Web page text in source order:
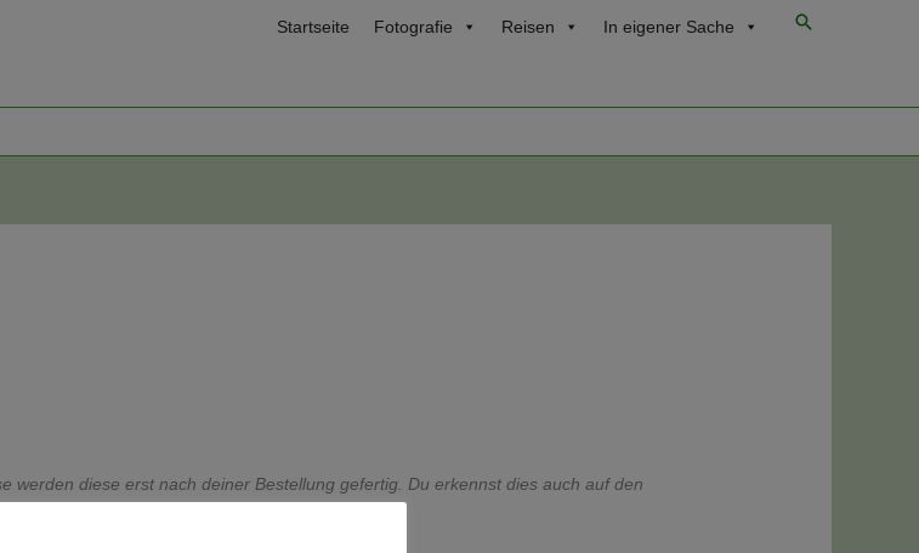
Startseite Fotografie Reisen In eigener Sache Suchen
werden diese erst nach deiner Bestellung gefertig. Du erkennst dies auch auf den
5-10 Tagen.